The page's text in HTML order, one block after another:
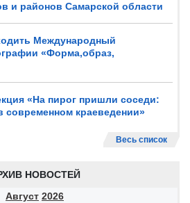
и районов Самарской области
Международный
«Форма,образ,
«На пирог пришли соседи:
современном краеведении»
Весь список
НОВОСТЕЙ
Август 2026